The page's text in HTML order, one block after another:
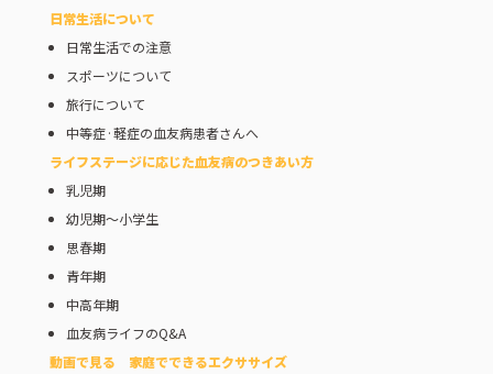
日常生活について
日常生活での注意
スポーツについて
旅行について
中等症·軽症の血友病患者さんへ
ライフステージに応じた⾎友病のつきあい⽅
乳児期
幼児期～小学生
思春期
青年期
中高年期
血友病ライフのQ&A
動画で見る 家庭でできるエクササイズ